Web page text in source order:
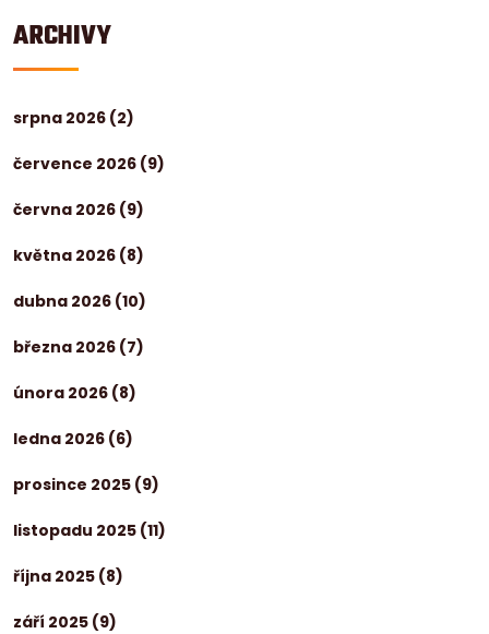
ARCHIVY
srpna 2026 (2)
července 2026 (9)
června 2026 (9)
května 2026 (8)
dubna 2026 (10)
března 2026 (7)
února 2026 (8)
ledna 2026 (6)
prosince 2025 (9)
listopadu 2025 (11)
října 2025 (8)
září 2025 (9)